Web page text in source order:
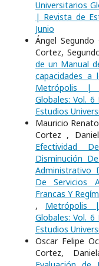
Universitarios
| Revista de
Junio
Ángel
Cortez,
de un Manual
capacidades a
Metrópolis |
Globales: Vol.
Estudios
Mauricio
Cortez ,
Efectividad
Disminución
Administrativo
De Servicios
Francas Y
, Metrópolis
Globales: Vol.
Estudios
Oscar Felipe
Cortez,